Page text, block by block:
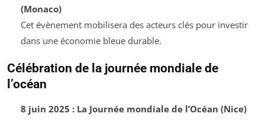
(Monaco)
Cet évènement mobilisera des acteurs clés pour investir
dans une économie bleue durable.
Célébration de la journée mondiale de
l’océan
8 juin 2025 : La Journée mondiale de l’Océan (Nice)